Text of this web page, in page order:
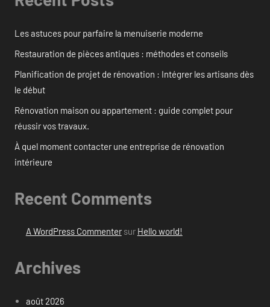
Les astuces pour parfaire la menuiserie moderne
Restauration de pièces antiques : méthodes et conseils
Planification de projet de rénovation : Intégrer les artisans dès
le début
Rénovation maison ou appartement : guide complet pour
réussir vos travaux.
À quel moment contacter une entreprise de rénovation
intérieure
Recent Comments
A WordPress Commentersur Hello world!
Archives
août 2026